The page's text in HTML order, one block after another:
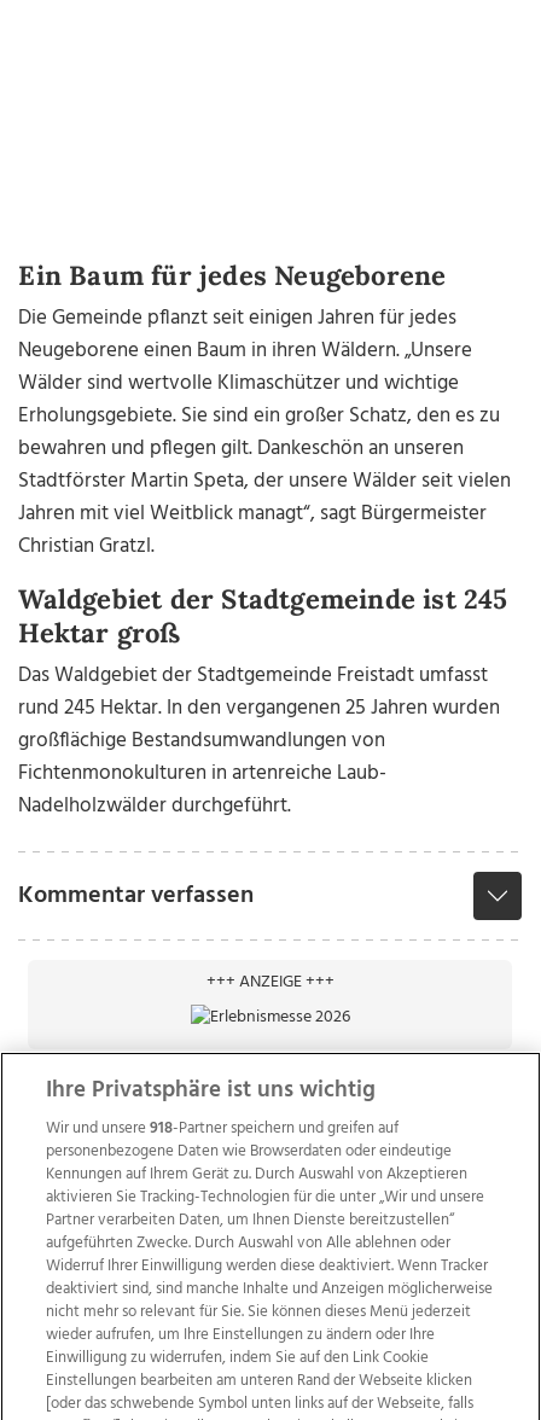
Ein Baum für jedes Neugeborene
Die Gemeinde pflanzt seit einigen Jahren für jedes
Neugeborene einen Baum in ihren Wäldern. „Unsere
Wälder sind wertvolle Klimaschützer und wichtige
Erholungsgebiete. Sie sind ein großer Schatz, den es zu
bewahren und pflegen gilt. Dankeschön an unseren
Stadtförster Martin Speta, der unsere Wälder seit vielen
Jahren mit viel Weitblick managt“, sagt Bürgermeister
Christian Gratzl.
Waldgebiet der Stadtgemeinde ist 245
Hektar groß
Das Waldgebiet der Stadtgemeinde Freistadt umfasst
rund 245 Hektar. In den vergangenen 25 Jahren wurden
großflächige Bestandsumwandlungen von
Fichtenmonokulturen in artenreiche Laub-
Nadelholzwälder durchgeführt.
Kommentar verfassen
+++ ANZEIGE +++
Wir über uns Mediadaten Kontakt
Jobs
Ihre Privatsphäre ist uns wichtig
Wir und unsere918-Partner speichern und greifen auf
personenbezogene Daten wie Browserdaten oder eindeutige
Kennungen auf Ihrem Gerät zu. Durch Auswahl von Akzeptieren
aktivieren Sie Tracking-Technologien für die unter „Wir und unsere
Partner verarbeiten Daten, um Ihnen Dienste bereitzustellen“
aufgeführten Zwecke. Durch Auswahl von Alle ablehnen oder
Widerruf Ihrer Einwilligung werden diese deaktiviert. Wenn Tracker
deaktiviert sind, sind manche Inhalte und Anzeigen möglicherweise
nicht mehr so relevant für Sie. Sie können dieses Menü jederzeit
wieder aufrufen, um Ihre Einstellungen zu ändern oder Ihre
Einwilligung zu widerrufen, indem Sie auf den Link Cookie
Einstellungen bearbeiten am unteren Rand der Webseite klicken
[oder das schwebende Symbol unten links auf der Webseite, falls